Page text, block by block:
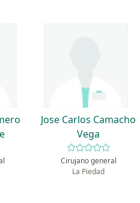
Jose Carlos Camacho
Vega
Cirujano general
La Piedad